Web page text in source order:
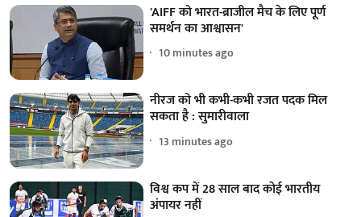
'AIFF को भारत-ब्राजील मैच के लिए पूर्ण
समर्थन का आश्वासन'
10 minutes ago
नीरज को भी कभी-कभी रजत पदक मिल
सकता है : सुमारीवाला
13 minutes ago
विश्व कप में 28 साल बाद कोई भारतीय
अंपायर नहीं